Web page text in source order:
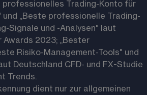
professionelles Trading-Konto für
und „Beste professionelle Trading-
Signale und -Analysen" laut
Awards 2023; „Bester
Risiko-Management-Tools" und
Deutschland CFD- und FX-Studie
Trends.
dient nur zur allgemeinen